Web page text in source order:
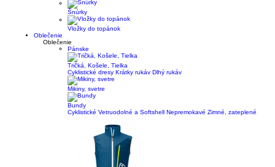
Šnúrky
Vložky do topánok
Oblečenie
Oblečenie
Pánske
Tričká, Košele, Tielka
Cyklistické dresy Krátky rukáv Dlhý rukáv
Mikiny, svetre
Bundy
Cyklistické Vetruodolné a Softshell Nepremokavé Zimné, zateplené